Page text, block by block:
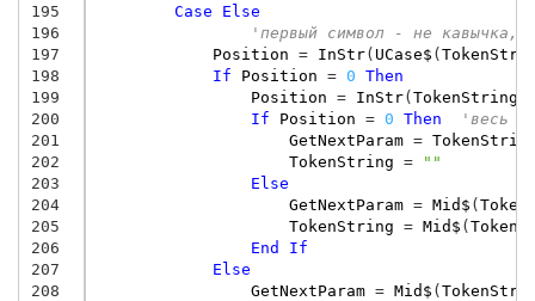
195
196
197
198
199
200
201
202
203
204
205
206
207
208
Case
Else
'первый символ - не кавычка,
Position = InStr( UCase$ (
If
Position = 0 Then
Position = InStr(TokenString
If
Position = 0 Then
'весь
GetNextParam =
TokenString =
""
Else
GetNextParam = Mid$ (
TokenString = Mid$ (
End
If
Else
GetNextParam = Mid$ (